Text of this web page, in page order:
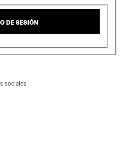
DE SESIÓN
sociales